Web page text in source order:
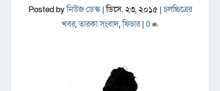
Posted byনিউজ ডেস্ক|ডিসে. ২৩, ২০১৫|চলচ্চিত্রের
খবর,তারকা সংবাদ,ফিচার| 0